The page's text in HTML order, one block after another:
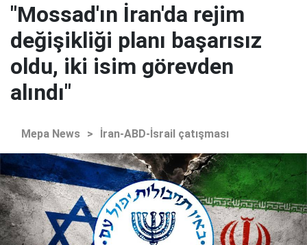
"Mossad'ın İran'da rejim
değişikliği planı başarısız
oldu, iki isim görevden
alındı"
Mepa News > İran-ABD-İsrail çatışması